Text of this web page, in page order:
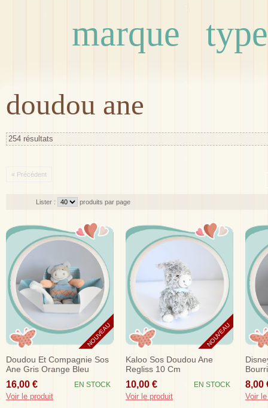
marque type
doudou ane
254 résultats
« Précédent
Lister : produits par page
NOUVEAU
Doudou Et Compagnie Sos
Ane Gris Orange Bleu
Nathan Mouchoir Dc2573
16,00 € EN STOCK
Voir le produit
NOUVEAU
Kaloo Sos Doudou Ane
Regliss 10 Cm
10,00 € EN STOCK
Voir le produit
8,00
Voir